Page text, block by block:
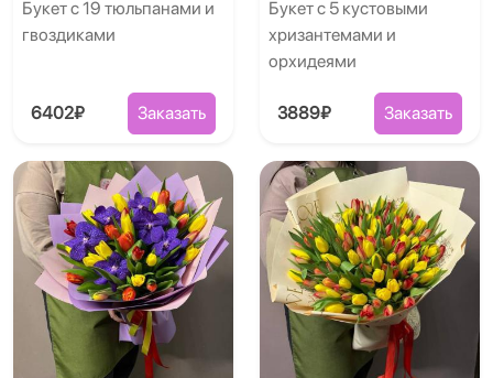
Букет с 19 тюльпанами и
гвоздиками
6402₽ Заказать
Букет с 5 кустовыми
хризантемами и
орхидеями
3889₽ Заказать